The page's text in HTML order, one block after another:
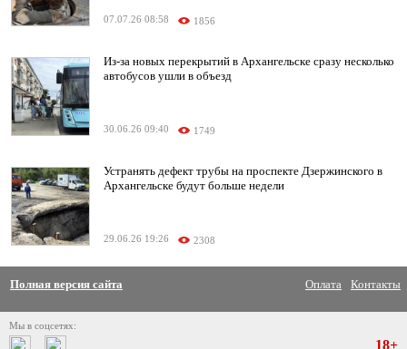
07.07.26 08:58 1856
Из-за новых перекрытий в Архангельске сразу несколько
автобусов ушли в объезд
30.06.26 09:40 1749
Устранять дефект трубы на проспекте Дзержинского в
Архангельске будут больше недели
29.06.26 19:26 2308
Полная версия сайта Оплата Контакты
Мы в соцсетях:
18+